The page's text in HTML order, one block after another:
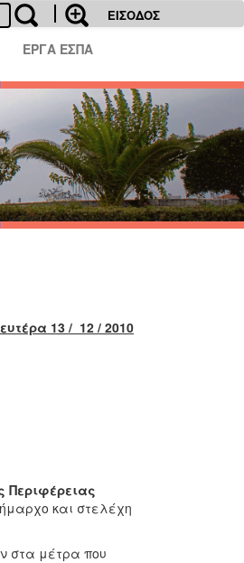
ΕΙΣΟΔΟΣ
ΕΡΓΑ ΕΣΠΑ
13 / 12 / 2010
Περιφέρειας
και στελέχη
στα μέτρα που